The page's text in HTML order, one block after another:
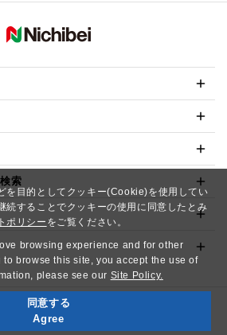
を目的としてクッキー(Cookie)を使用してい
続することでクッキーの使用に同意したとみ
ポリシー をご覧ください。
browsing experience and for other
browse this site, you accept the use of
please see our Site Policy.
同意する
Agree
索
CO.,LTD. All Rights Reserved.